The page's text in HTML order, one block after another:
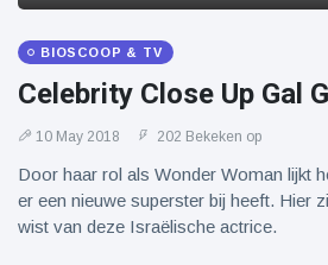
BIOSCOOP & TV
Celebrity Close Up Gal
10 May 2018 202 Bekeken op
Door haar rol als Wonder Woman lijkt
er een nieuwe superster bij heeft. Hier
wist van deze Israëlische actrice.